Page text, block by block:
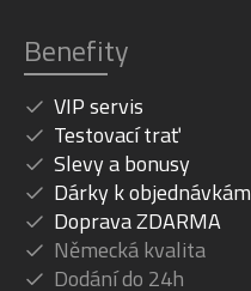
Benefity
VIP servis
Testovací trať
Slevy a bonusy
Dárky k objednávkám
Doprava ZDARMA
Německá kvalita
Dodání do 24h